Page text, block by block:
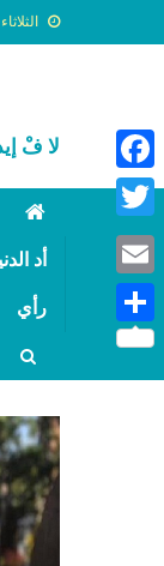
الثلاثاء 13 نوفمبر 2018
لا فْ
أد
رأي
Email
Share